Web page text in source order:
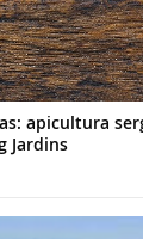
apicultura
Jardins